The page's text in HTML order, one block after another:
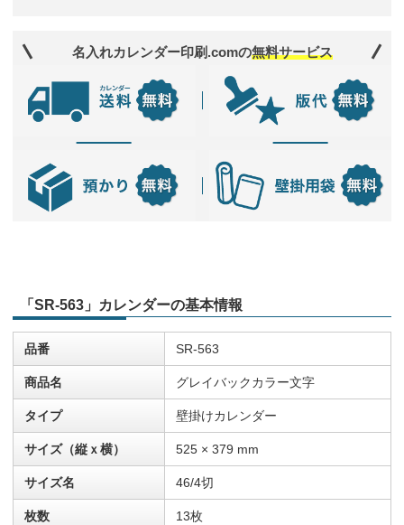
名入れカレンダー印刷.comの無料サービス
「SR-563」カレンダーの基本情報
品番 SR-563
商品名 グレイバックカラー文字
タイプ 壁掛けカレンダー
サイズ（縦ｘ横） 525 × 379 mm
サイズ名 46/4切
枚数 13枚